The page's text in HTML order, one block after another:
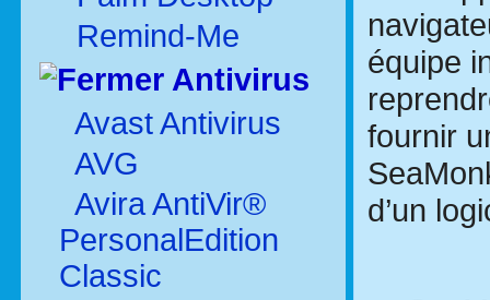
Remind-Me
Antivirus
Avast Antivirus
AVG
Avira AntiVir®
PersonalEdition
Classic
équipe
fournir
d’un